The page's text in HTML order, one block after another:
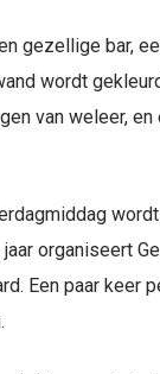
gezellige bar,
wordt
van weleer,
organiseert
Een paar keer